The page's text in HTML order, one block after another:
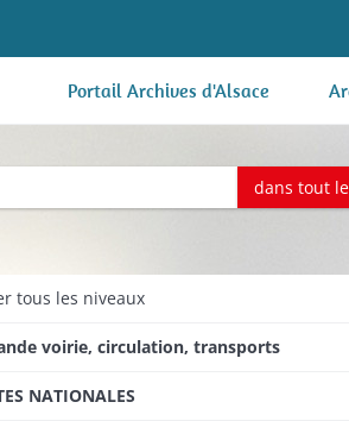
Portail Archives d'Alsace
dans tout
tous les niveaux
voirie, circulation, transports
NATIONALES